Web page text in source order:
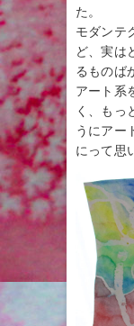
た。
モダンテ
ど、実は
るものば
アート系
く、もっ
うにアー
にって思